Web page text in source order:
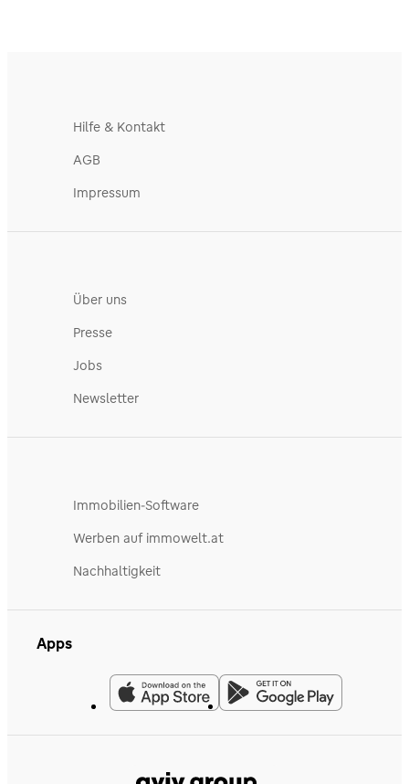
Hilfe & Kontakt
AGB
Impressum
Über uns
Presse
Jobs
Newsletter
Immobilien-Software
Werben auf immowelt.at
Nachhaltigkeit
Apps